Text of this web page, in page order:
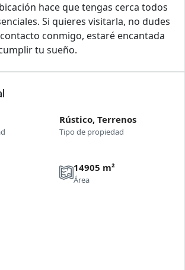
hace que tengas cerca todos
Si quieres visitarla, no dudes
conmigo, estaré encantada
tu sueño.
Rústico, Terrenos
Tipo de propiedad
14905 m²
Área